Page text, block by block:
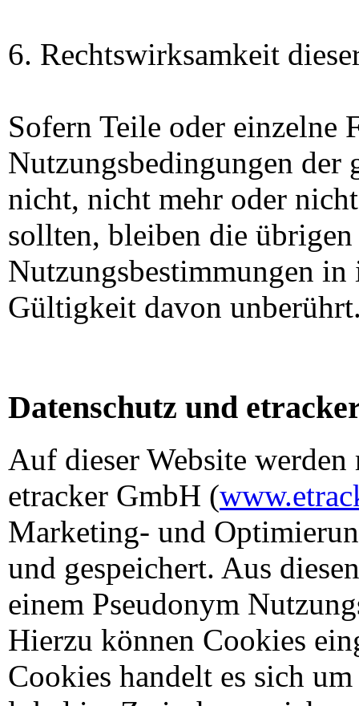
6. Rechtswirksamkeit
Sofern Teile oder einzelne
Nutzungsbedingungen der
nicht, nicht mehr oder
sollten, bleiben die
Nutzungsbestimmungen
Gültigkeit davon
Datenschutz und
Auf dieser Website
etracker GmbH (
Marketing- und
und gespeichert. Aus
einem Pseudonym
Hierzu können Cookies
Cookies handelt es sich